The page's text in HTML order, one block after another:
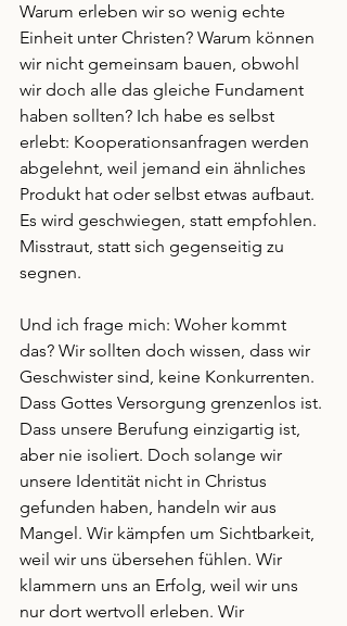
Warum erleben wir so wenig echte
Einheit unter Christen? Warum können
wir nicht gemeinsam bauen, obwohl
wir doch alle das gleiche Fundament
haben sollten? Ich habe es selbst
erlebt: Kooperationsanfragen werden
abgelehnt, weil jemand ein ähnliches
Produkt hat oder selbst etwas aufbaut.
Es wird geschwiegen, statt empfohlen.
Misstraut, statt sich gegenseitig zu
segnen.
Und ich frage mich: Woher kommt
das? Wir sollten doch wissen, dass wir
Geschwister sind, keine Konkurrenten.
Dass Gottes Versorgung grenzenlos ist.
Dass unsere Berufung einzigartig ist,
aber nie isoliert. Doch solange wir
unsere Identität nicht in Christus
gefunden haben, handeln wir aus
Mangel. Wir kämpfen um Sichtbarkeit,
weil wir uns übersehen fühlen. Wir
klammern uns an Erfolg, weil wir uns
nur dort wertvoll erleben. Wir